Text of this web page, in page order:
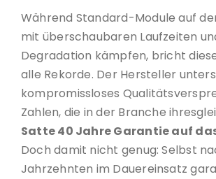
Während Standard-Module auf
mit überschaubaren Laufzeiten
Degradation kämpfen, bricht
alle Rekorde. Der Hersteller
kompromissloses
Zahlen, die in der Branche
Satte 40 Jahre Garantie auf
Doch damit nicht genug: Selbst
Jahrzehnten im Dauereinsatz